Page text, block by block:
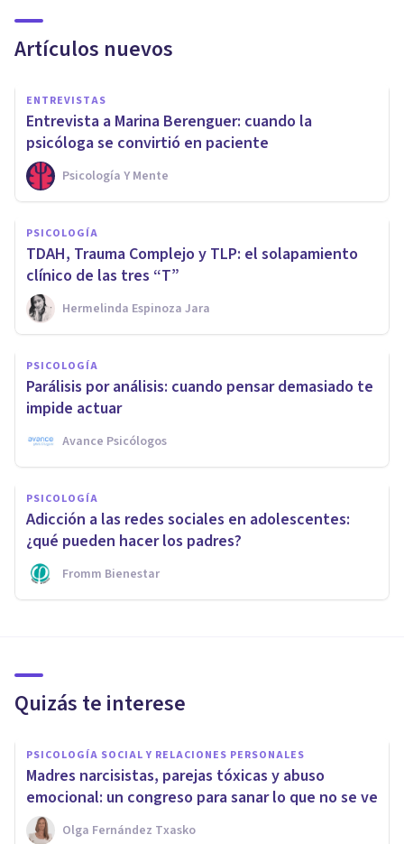
Artículos nuevos
ENTREVISTAS
Entrevista a Marina Berenguer: cuando la
psicóloga se convirtió en paciente
Psicología Y Mente
PSICOLOGÍA
TDAH, Trauma Complejo y TLP: el solapamiento
clínico de las tres “T”
Hermelinda Espinoza Jara
PSICOLOGÍA
Parálisis por análisis: cuando pensar demasiado te
impide actuar
Avance Psicólogos
PSICOLOGÍA
Adicción a las redes sociales en adolescentes:
¿qué pueden hacer los padres?
Fromm Bienestar
Quizás te interese
PSICOLOGÍA SOCIAL Y RELACIONES PERSONALES
Madres narcisistas, parejas tóxicas y abuso
emocional: un congreso para sanar lo que no se ve
Olga Fernández Txasko